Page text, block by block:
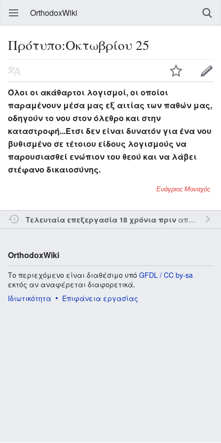
OrthodoxWiki
Πρότυπο:Οκτωβρίου 25
Όλοι οι ακάθαρτοι λογισμοί, οι οποίοι
παραμένουν μέσα μας εξ αιτίας των παθών μας,
οδηγούν το νου στον όλεθρο και στην
καταστροφή...Έτσι δεν είναι δυνατόν για ένα νου
βυθισμένο σε τέτοιου είδους λογισμούς να
παρουσιασθεί ενώπιον του θεού και να λάβει
στέφανο δικαιοσύνης.
Ευάγριος Μοναχός
Τελευταία επεξεργασία 18 χρόνια πριναπό τον την
OrthodoxWiki
Το περιεχόμενο είναι διαθέσιμο υπό GFDL / CC by-sa
εκτός αν αναφέρεται διαφορετικά.
Ιδιωτικότητα
Επιφάνεια εργασίας